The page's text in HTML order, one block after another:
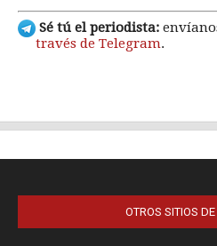
OTROS SITIOS